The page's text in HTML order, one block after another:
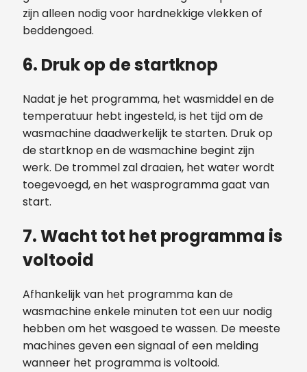
zijn alleen nodig voor hardnekkige vlekken of
beddengoed.
6. Druk op de startknop
Nadat je het programma, het wasmiddel en de
temperatuur hebt ingesteld, is het tijd om de
wasmachine daadwerkelijk te starten. Druk op
de startknop en de wasmachine begint zijn
werk. De trommel zal draaien, het water wordt
toegevoegd, en het wasprogramma gaat van
start.
7. Wacht tot het programma is
voltooid
Afhankelijk van het programma kan de
wasmachine enkele minuten tot een uur nodig
hebben om het wasgoed te wassen. De meeste
machines geven een signaal of een melding
wanneer het programma is voltooid.